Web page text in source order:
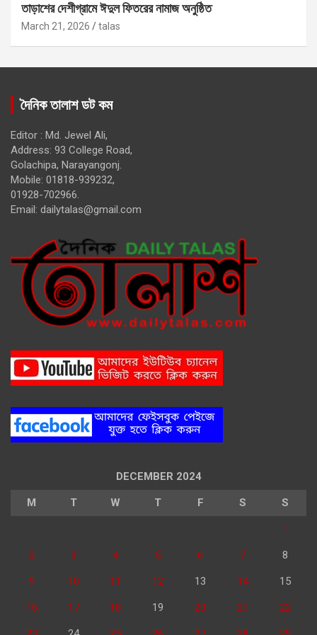
তাড়াশের দেশীগ্রামে ঈদুল ফিতরের নামাজ অনুষ্ঠিত
March 21, 2026 talas
দৈনিক তালাশ ডট কম
Editor : Md. Jewel Ali,
Address: 93 College Road,
Golachipa, Narayangonj.
Mobile: 01818-939232,
01928-702966.
Email: dailytalas@gmail.com
DECEMBER 2024
M T W T F S S
1
2 3 4 5 6 7 8
9 10 11 12 13 14 15
16 17 18 19 20 21 22